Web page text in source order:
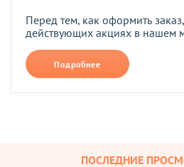
Перед тем, как оформить
действующих акциях в нашем
Подробнее
ПОСЛЕДНИЕ